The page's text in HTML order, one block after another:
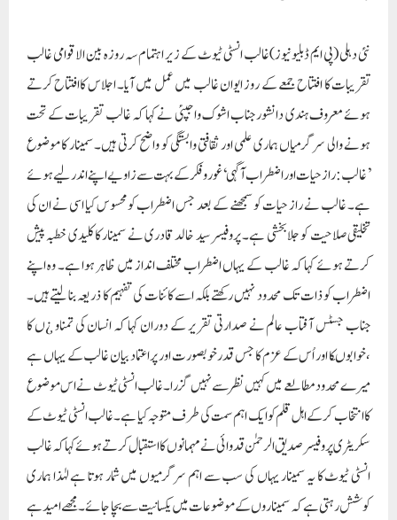
نئی دہلی (پی ایم ڈبلیو نیوز)غالب انسٹی ٹیوٹ کے زیر اہتمام سہ روزہ بین الاقوامی غالب
تقریبات کا افتتاح جمعے کے روز ایوان غالب میں عمل میں آیا۔ اجلاس کاافتتاح کرتے
ہوئے معروف ہندی دانشور جناب اشوک واجپئی نے کہا کہ غالب تقریبات کے تحت
ہونے والی سرگرمیاں ہماری علمی اور ثقافتی وابستگی کو واضح کرتی ہیں۔ سمینار کا موضوع
’غالب: راز حیات اور اضطراب آگہی‘ غور و فکر کے بہت سے زاویے اپنے اندر لیے ہوئے
ہے۔ غالب نے راز حیات کو سمجھنے کے بعد جس اضطراب کو محسوس کیا اسی نے ان کی
تخلیقی صلاحیت کو جلا بخشی ہے۔ پروفیسر سید خالد قادری نے سمینار کا کلیدی خطبہ پیش
کرتے ہوئے کہا کہ غالب کے یہاں اضطراب مختلف انداز میں ظاہر ہوا ہے۔ وہ اپنے
اضطراب کو ذات تک محدود نہیں رکھتے بلکہ اسے کائنات کی تفہیم کا ذریعہ بنا لیتے ہیں۔
جناب جسٹس آفتاب عالم نے صدارتی تقریر کے دوران کہا کہ انسان کی تمناو ¿ں کا
،خوابوںکا اور اُس کے عزم کا جس قدر خوبصورت اور پراعتماد بیان غالب کے یہاں ہے
میرے محدود مطالعے میں کہیں نظر سے نہیں گزرا۔ غالب انسٹی ٹیوٹ نے اس موضوع
کا انتخاب کر کے اہل قلم کو ایک اہم سمت کی طرف متوجہ کیا ہے۔ غالب انسٹی ٹیوٹ کے
سکریٹری پروفیسر صدیق الرحمٰن قدوائی نے مہمانوں کا استقبال کرتے ہوئے کہا کہ غالب
انسٹی ٹیوٹ کا یہ سمینار یہاں کی سب سے اہم سرگرمیوں میں شمار ہوتا ہے لہٰذا ہماری
کوشش رہتی ہے کہ سمیناروں کے موضوعات میں یکسانیت سے بچا جائے۔ مجھے امید ہے